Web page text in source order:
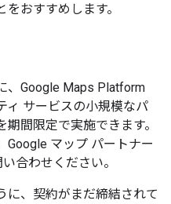
おすすめします。
、Google Maps Platform
ィ サービスの小規模なパ
間限定で実施できます。
Google マップ パートナー
合わせください。
に、契約がまだ締結されて